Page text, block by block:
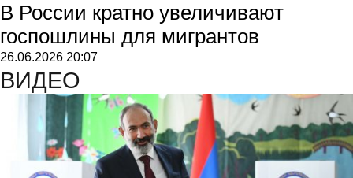
В России кратно увеличивают
госпошлины для мигрантов
26.06.2026 20:07
ВИДЕО